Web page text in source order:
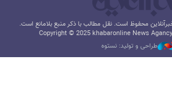
محفوظ است. نقل مطالب با ذکر منبع بلامانع است.
Copyright © 2025 khabaronline News
طراحی و تولید: نستوه